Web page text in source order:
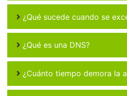
¿Qué sucede cuando se
¿Qué es una DNS?
¿Cuánto tiempo demora la